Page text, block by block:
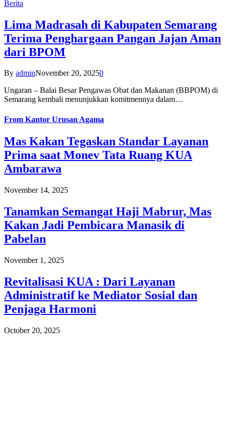
Berita
Lima Madrasah di Kabupaten Semarang
Terima Penghargaan Pangan Jajan Aman
dari BPOM
By adminNovember 20, 20250
Ungaran – Balai Besar Pengawas Obat dan Makanan (BBPOM) di
Semarang kembali menunjukkan komitmennya dalam…
From Kantor Urusan Agama
Mas Kakan Tegaskan Standar Layanan
Prima saat Monev Tata Ruang KUA
Ambarawa
November 14, 2025
Tanamkan Semangat Haji Mabrur, Mas
Kakan Jadi Pembicara Manasik di
Pabelan
November 1, 2025
Revitalisasi KUA : Dari Layanan
Administratif ke Mediator Sosial dan
Penjaga Harmoni
October 20, 2025